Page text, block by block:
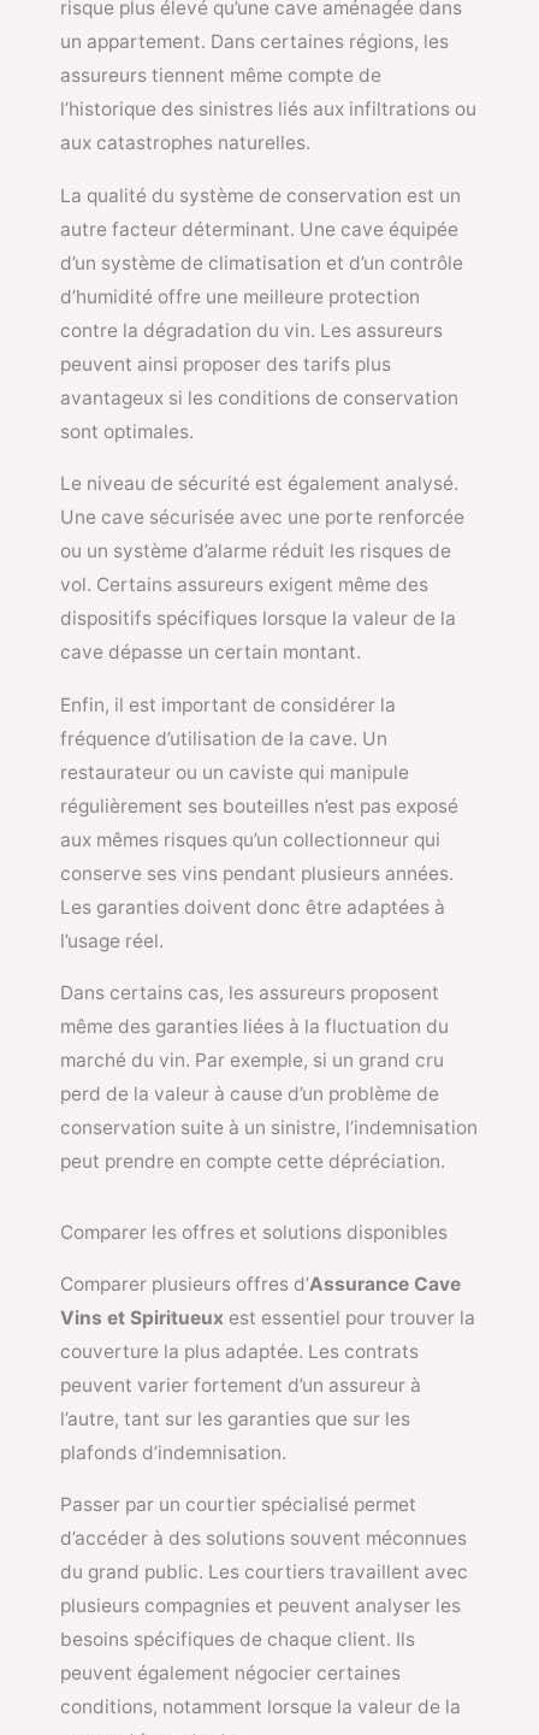
risque plus élevé qu’une cave aménagée dans
un appartement. Dans certaines régions, les
assureurs tiennent même compte de
l’historique des sinistres liés aux infiltrations ou
aux catastrophes naturelles.
La qualité du système de conservation est un
autre facteur déterminant. Une cave équipée
d’un système de climatisation et d’un contrôle
d’humidité offre une meilleure protection
contre la dégradation du vin. Les assureurs
peuvent ainsi proposer des tarifs plus
avantageux si les conditions de conservation
sont optimales.
Le niveau de sécurité est également analysé.
Une cave sécurisée avec une porte renforcée
ou un système d’alarme réduit les risques de
vol. Certains assureurs exigent même des
dispositifs spécifiques lorsque la valeur de la
cave dépasse un certain montant.
Enfin, il est important de considérer la
fréquence d’utilisation de la cave. Un
restaurateur ou un caviste qui manipule
régulièrement ses bouteilles n’est pas exposé
aux mêmes risques qu’un collectionneur qui
conserve ses vins pendant plusieurs années.
Les garanties doivent donc être adaptées à
l’usage réel.
Dans certains cas, les assureurs proposent
même des garanties liées à la fluctuation du
marché du vin. Par exemple, si un grand cru
perd de la valeur à cause d’un problème de
conservation suite à un sinistre, l’indemnisation
peut prendre en compte cette dépréciation.
Comparer les offres et solutions disponibles
Comparer plusieurs offres d’Assurance Cave
Vins et Spiritueux est essentiel pour trouver la
couverture la plus adaptée. Les contrats
peuvent varier fortement d’un assureur à
l’autre, tant sur les garanties que sur les
plafonds d’indemnisation.
Passer par un courtier spécialisé permet
d’accéder à des solutions souvent méconnues
du grand public. Les courtiers travaillent avec
plusieurs compagnies et peuvent analyser les
besoins spécifiques de chaque client. Ils
peuvent également négocier certaines
conditions, notamment lorsque la valeur de la